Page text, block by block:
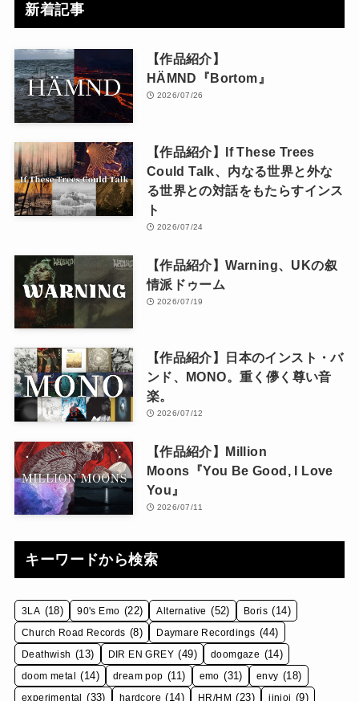
新着記事
【作品紹介】
HÄMND『Bortom』
2026/07/26
【作品紹介】If These Trees
Could Talk、内なる世界と外な
る世界との対話をもたらすインス
ト
2026/07/24
【作品紹介】Warning、UKの叙
情派ドゥーム
2026/07/19
【作品紹介】日本のインスト・バ
ンド、MONO。重く儚く尊い音
楽。
2026/07/12
【作品紹介】Million
Moons『You Be Good, I Love
You』
2026/07/11
キーワードから検索
3LA (18) 90's Emo (22) Alternative (52) Boris (14)
Church Road Records (8) Daymare Recordings (44)
Deathwish (13) DIR EN GREY (49) doomgaze (14)
doom metal (14) dream pop (11) emo (31) envy (18)
experimental (33) hardcore (14) HR/HM (23) iinioi (9)